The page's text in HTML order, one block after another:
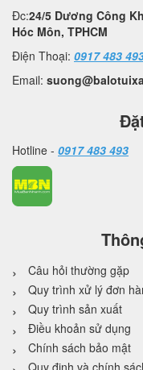
Đc:24/5 Dương Công
Hóc Môn, TPHCM
Điện Thoại: 0917 483
Email:
Hotline - 0917 483 493
Câu hỏi thường gặp
Quy trình xử lý đơn
Quy trình sản xuất
Điều khoản sử dụng
Chính sách bảo mật
Quy định và chính